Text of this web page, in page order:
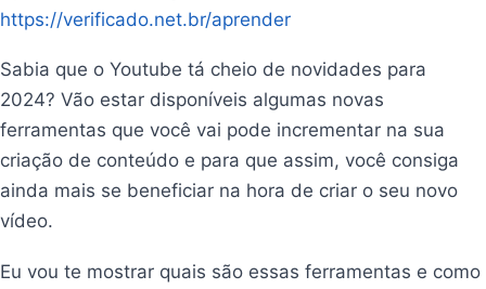
https://verificado.net.br/aprender
Sabia que o Youtube tá cheio de novidades para
2024? Vão estar disponíveis algumas novas
ferramentas que você vai pode incrementar na sua
criação de conteúdo e para que assim, você consiga
ainda mais se beneficiar na hora de criar o seu novo
vídeo.
Eu vou te mostrar quais são essas ferramentas e como